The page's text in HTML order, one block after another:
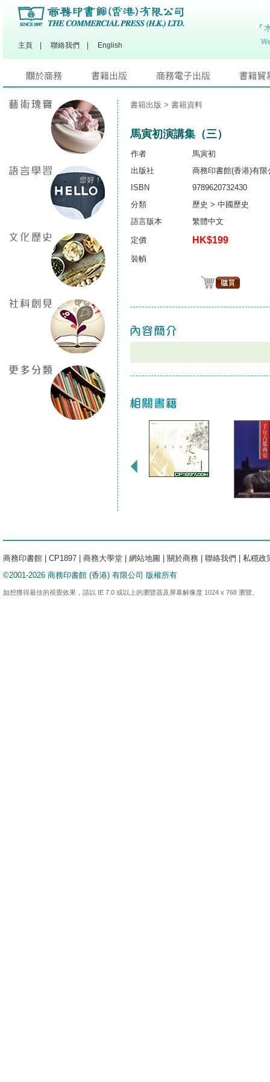
主頁 聯絡我們 English
書籍出版 > 書籍資料
馬寅初演講集（三）
作者
馬寅初
出版社
商務印書館(香港)有限
ISBN
9789620732430
分類
歷史 > 中國歷史
語言版本
繁體中文
定價 HK$199
裝幀
商務印書館 CP1897 商務大學堂 網站地圖 關於商務 聯絡我們
私穩政
©2001-2026 商務印書館 (香港) 有限公司 版權所有
如想獲得最佳的視覺效果，請以 IE 7.0 或以上的瀏覽器及屏幕解像度 1024 x 768 瀏覽。